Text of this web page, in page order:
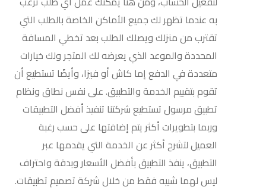
به عندما تظهر لك جميع الأماكن الخاصة بالطلب التي
تقترب من منزلك ويصلك الطلب بعد تخطي المسافة
المحددة والموعد الذي يعرضه لك المتجر ولك خيارات
متعددة في الدفع إما كاش أو فيزا، وأيضًا تستطيع أن
تقوم بتقييم الخدمة والتطبيق. على نفس نطاق ونظام
تطبيق مرسول تستطيع شركتنا تنفيذ أفضل التطبيقات
وربما بتطويرات أكثر يتم إضافتها على حسب رغبة
العميل لتشرح أكثر عن الخدمة التي يقدمها عبر
التطبيق، ينفذ التطبيق بأفضل الأسعار وبدقة واحتراف
ليس لهما شبيه فقط من خلال شركة تصميم تطبيقات.